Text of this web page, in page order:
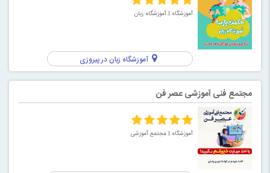
آموزشگاه | آموزشگاه زبان
آموزشگاه زبان در پیروزی
مجتمع فنی آموزشی عصر فن
آموزشگاه | مجتمع آموزشی